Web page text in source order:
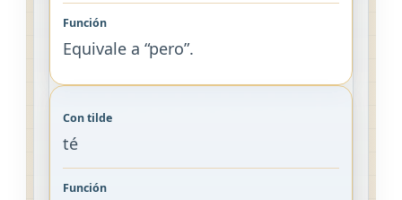
Equivale a “pero”.
té